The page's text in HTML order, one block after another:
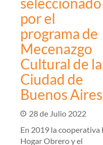
por el
programa de
Mecenazgo
Cultural de la
Ciudad de
Buenos Aires
28 de Julio 2022
En 2019 la cooperativa
Hogar Obrero y el